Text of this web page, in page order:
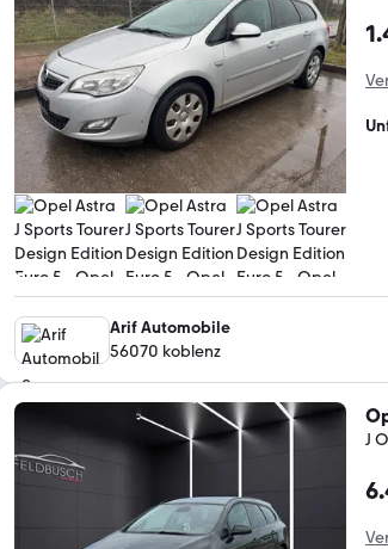
Arif Automobile
56070 koblenz
J